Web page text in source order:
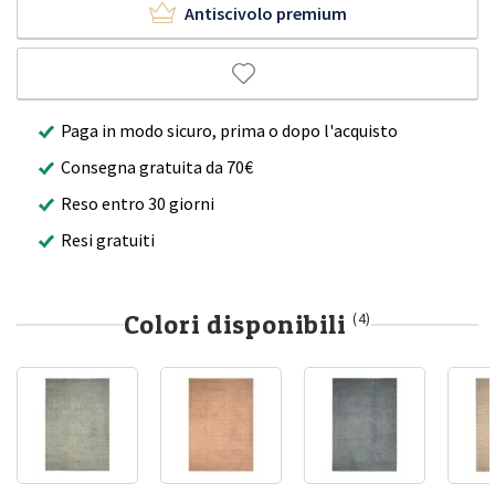
Antiscivolo premium
Paga in modo sicuro, prima o dopo l'acquisto
Consegna gratuita da 70€
Reso entro 30 giorni
Resi gratuiti
Colori disponibili (4)